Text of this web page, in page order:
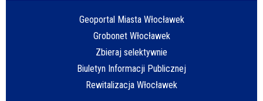
Geoportal Miasta Włocławek
Grobonet Włocławek
Zbieraj selektywnie
Biuletyn Informacji Publicznej
Rewitalizacja Włocławek